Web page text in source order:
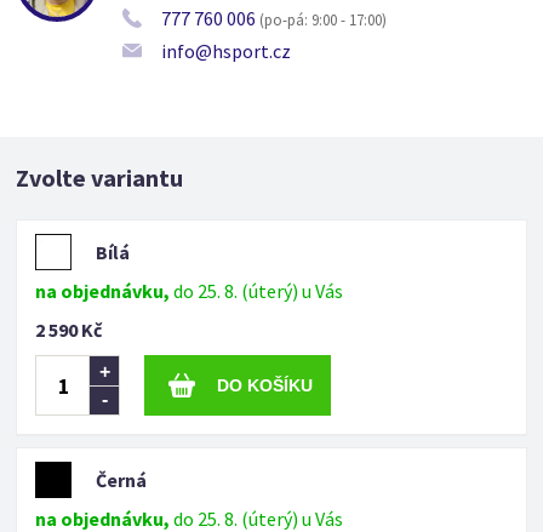
777 760 006 (po-pá: 9:00 - 17:00)
info@hsport.cz
Zvolte variantu
Bílá
na objednávku,do 25. 8. (úterý) u Vás
2 590 Kč
-
+
Černá
na objednávku,do 25. 8. (úterý) u Vás